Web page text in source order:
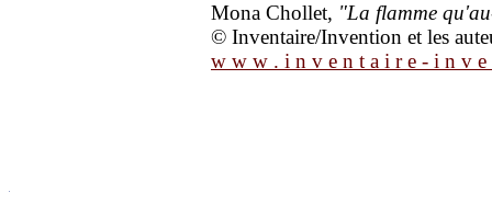
Mona Chollet, "La flamme
© Inventaire/Invention et les
w w w . i n v e n t a i r e - i n v